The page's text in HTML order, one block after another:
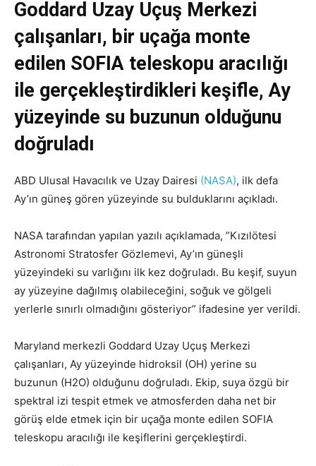
Goddard Uzay Uçuş Merkezi
çalışanları, bir uçağa monte
edilen SOFIA teleskopu aracılığı
ile gerçekleştirdikleri keşifle, Ay
yüzeyinde su buzunun olduğunu
doğruladı
ABD Ulusal Havacılık ve Uzay Dairesi (NASA), ilk defa
Ay’ın güneş gören yüzeyinde su bulduklarını açıkladı.
NASA tarafından yapılan yazılı açıklamada, ”Kızılötesi
Astronomi Stratosfer Gözlemevi, Ay’ın güneşli
yüzeyindeki su varlığını ilk kez doğruladı. Bu keşif, suyun
ay yüzeyine dağılmış olabileceğini, soğuk ve gölgeli
yerlerle sınırlı olmadığını gösteriyor” ifadesine yer verildi.
Maryland merkezli Goddard Uzay Uçuş Merkezi
çalışanları, Ay yüzeyinde hidroksil (OH) yerine su
buzunun (H2O) olduğunu doğruladı. Ekip, suya özgü bir
spektral izi tespit etmek ve atmosferden daha net bir
görüş elde etmek için bir uçağa monte edilen SOFIA
teleskopu aracılığı ile keşiflerini gerçekleştirdi.